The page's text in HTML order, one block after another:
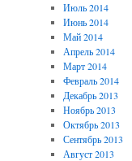
Июль 2014
Июнь 2014
Май 2014
Апрель 2014
Март 2014
Февраль 2014
Декабрь 2013
Ноябрь 2013
Октябрь 2013
Сентябрь 2013
Август 2013